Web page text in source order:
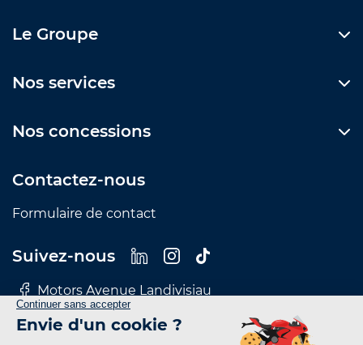
Le Groupe
Nos services
Nos concessions
Contactez-nous
Formulaire de contact
Suivez-nous
Motors Avenue Landivisiau
Motors Avenue Le Mans